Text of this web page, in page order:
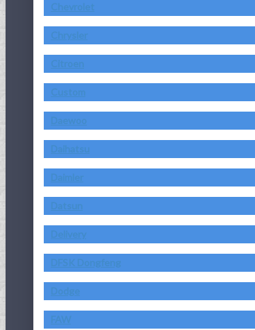
Chevrolet
Chrysler
Citroen
Custom
Daewoo
Daihatsu
Daimler
Datsun
Delivery
DFSK Dongfeng
Dodge
FAW